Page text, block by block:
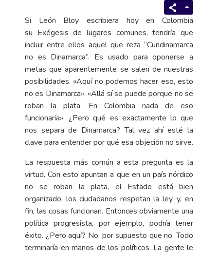
Si León Bloy escribiera hoy en Colombia
su Exégesis de lugares comunes, tendría que
incluir entre ellos aquel que reza “Cundinamarca
no es Dinamarca”. Es usado para oponerse a
metas que aparentemente se salen de nuestras
posibilidades. «Aquí no podemos hacer eso, esto
no es Dinamarca». «Allá sí se puede porque no se
roban la plata. En Colombia nada de eso
funcionaría». ¿Pero qué es exactamente lo que
nos separa de Dinamarca? Tal vez ahí esté la
clave para entender por qué esa objeción no sirve.
La respuesta más común a esta pregunta es la
virtud. Con esto apuntan a que en un país nórdico
no se roban la plata, el Estado está bien
organizado, los ciudadanos respetan la ley, y, en
fin, las cosas funcionan. Entonces obviamente una
política progresista, por ejemplo, podría tener
éxito. ¿Pero aquí? No, por supuesto que no. Todo
terminaría en manos de los políticos. La gente le